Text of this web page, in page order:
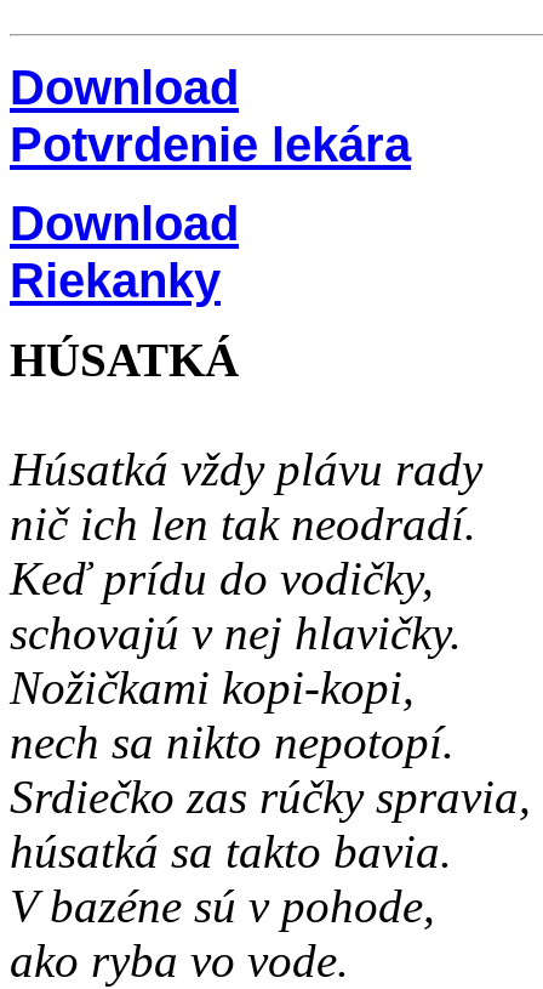
Download
Potvrdenie lekára
Download
Riekanky
HÚSATKÁ
Húsatká vždy plávu rady
nič ich len tak neodradí.
Keď prídu do vodičky,
schovajú v nej hlavičky.
Nožičkami kopi-kopi,
nech sa nikto nepotopí.
Srdiečko zas rúčky spravia,
húsatká sa takto bavia.
V bazéne sú v pohode,
ako ryba vo vode.